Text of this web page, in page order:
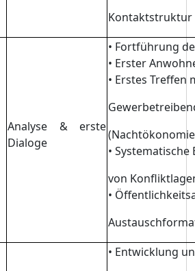
Kontaktstruktur
Analyse & erste
Dialoge
• Fortführung
• Erster
• Erstes Treffen
(Nachtö
• Systematische
von
• Ö
• Entwicklung